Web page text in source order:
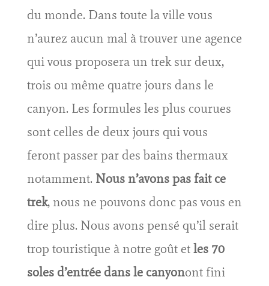
du monde. Dans toute la ville vous
n’aurez aucun mal à trouver une agence
qui vous proposera un trek sur deux,
trois ou même quatre jours dans le
canyon. Les formules les plus courues
sont celles de deux jours qui vous
feront passer par des bains thermaux
notamment. Nous n’avons pas fait ce
trek, nous ne pouvons donc pas vous en
dire plus. Nous avons pensé qu’il serait
trop touristique à notre goût etles 70
soles d’entrée dans le canyonont fini